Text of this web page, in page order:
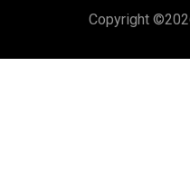
Copyright ©